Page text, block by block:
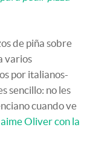
de piña sobre
varios
por italianos-
sencillo: no les
cuando ve
Oliver con la